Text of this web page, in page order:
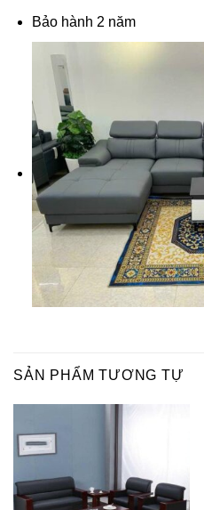
Bảo hành 2 năm
SẢN PHẨM TƯƠNG TỰ